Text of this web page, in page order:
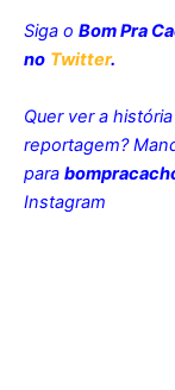
Siga o Bom Pra
no Twitter.
Quer ver a
reportagem?
para
Instagram